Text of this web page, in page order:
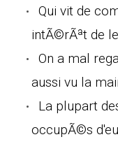
Qui vit de
intÃ©rÃªt de
On a mal
aussi vu la
La plupart
occupÃ©s